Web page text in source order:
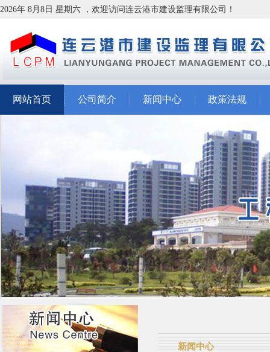
2026年 8月8日 星期六 ，欢迎访问连云港市建设监理有限公司！
网站首页 公司简介 新闻中心 政策法规
新闻中心